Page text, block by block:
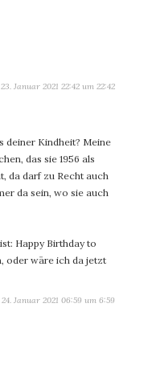
23. Januar 2021 22:42 um 22:42
deiner Kindheit? Meine
das sie 1956 als
da darf zu Recht auch
da sein, wo sie auch
Happy Birthday to
oder wäre ich da jetzt
24. Januar 2021 06:59 um 6:59